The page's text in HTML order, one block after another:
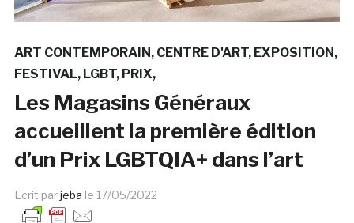
ART CONTEMPORAIN CENTRE D'ART EXPOSITION
FESTIVAL LGBT PRIX
Les Magasins Généraux
accueillent la première édition
d’un Prix LGBTQIA+ dans l’art
Ecrit parjeba le 17/05/2022